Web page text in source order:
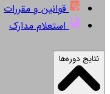
قوانین و مقررات
استعلام مدارک
نتایج دوره‌ها